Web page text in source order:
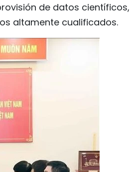
de datos científicos,
altamente cualificados.